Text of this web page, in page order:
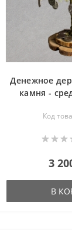
Денежное
камня -
Код
3
В